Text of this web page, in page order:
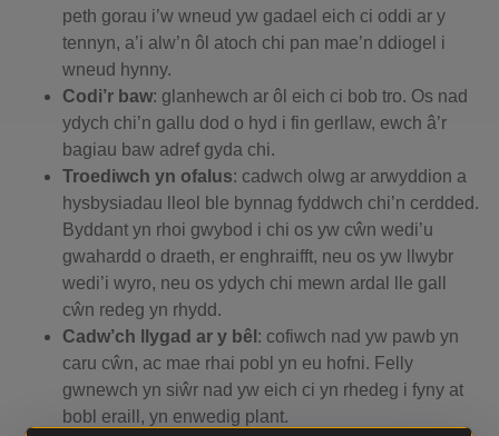
peth gorau i’w wneud yw gadael eich ci oddi ar y
tennyn, a’i alw’n ôl atoch chi pan mae’n ddiogel i
wneud hynny.
Codi’r baw: glanhewch ar ôl eich ci bob tro. Os nad
ydych chi’n gallu dod o hyd i fin gerllaw, ewch â’r
bagiau baw adref gyda chi.
Troediwch yn ofalus: cadwch olwg ar arwyddion a
hysbysiadau lleol ble bynnag fyddwch chi’n cerdded.
Byddant yn rhoi gwybod i chi os yw cŵn wedi’u
gwahardd o draeth, er enghraifft, neu os yw llwybr
wedi’i wyro, neu os ydych chi mewn ardal lle gall
cŵn redeg yn rhydd.
Cadw’ch llygad ar y bêl : cofiwch nad yw pawb yn
caru cŵn, ac mae rhai pobl yn eu hofni. Felly
gwnewch yn siŵr nad yw eich ci yn rhedeg i fyny at
bobl eraill, yn enwedig plant.